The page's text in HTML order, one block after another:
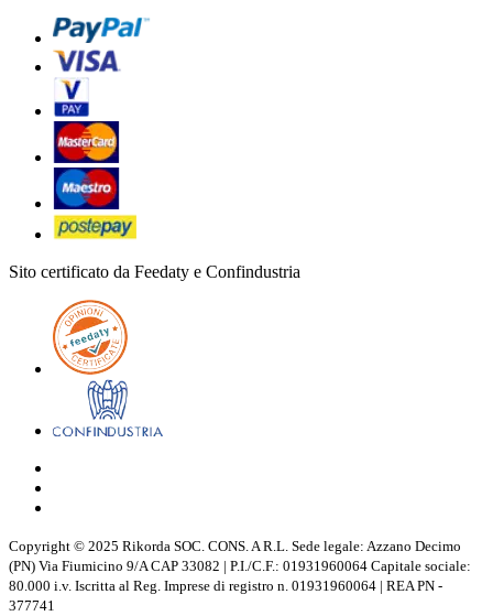
Sito certificato da Feedaty e Confindustria
Copyright © 2025 Rikorda SOC. CONS. A R.L. Sede legale: Azzano Decimo
(PN) Via Fiumicino 9/A CAP 33082 | P.I./C.F.: 01931960064 Capitale sociale:
80.000 i.v. Iscritta al Reg. Imprese di registro n. 01931960064 | REA PN -
377741